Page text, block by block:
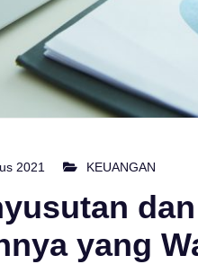
2021 KEUANGAN
dan
yang